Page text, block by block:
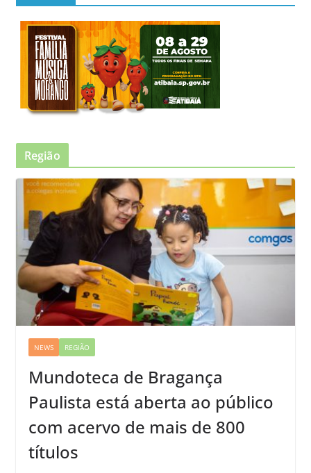
Região
NEWS REGIÃO
Mundoteca de Bragança
Paulista está aberta ao público
com acervo de mais de 800
títulos